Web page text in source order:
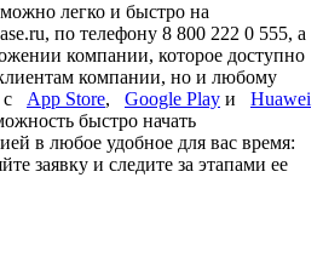
легко и быстро на
по телефону 8 800 222 0 555, а
компании, которое доступно
компании, но и любому
с App Store, Google Play и Huawei
быстро начать
в любое удобное для вас время:
заявку и следите за этапами ее